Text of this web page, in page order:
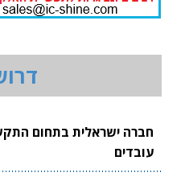
חברה ישראלית בתחום
עובדים